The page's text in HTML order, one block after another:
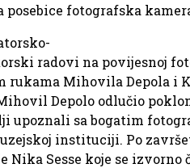
posebice fotografska
radovi na povijesnoj
rukama Mihovila Depola i
Depolo odlučio
upoznali sa bogatim
instituciji. Po
Nika Sesse koje se